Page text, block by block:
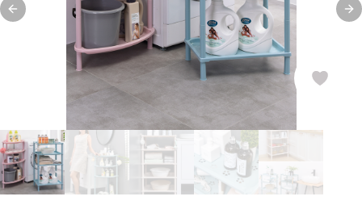
Previous slide